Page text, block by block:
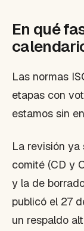
En qué
Las normas
etapas con
estamos sin
La revisión
comité (CD y
y la de
publicó el 27
un respaldo